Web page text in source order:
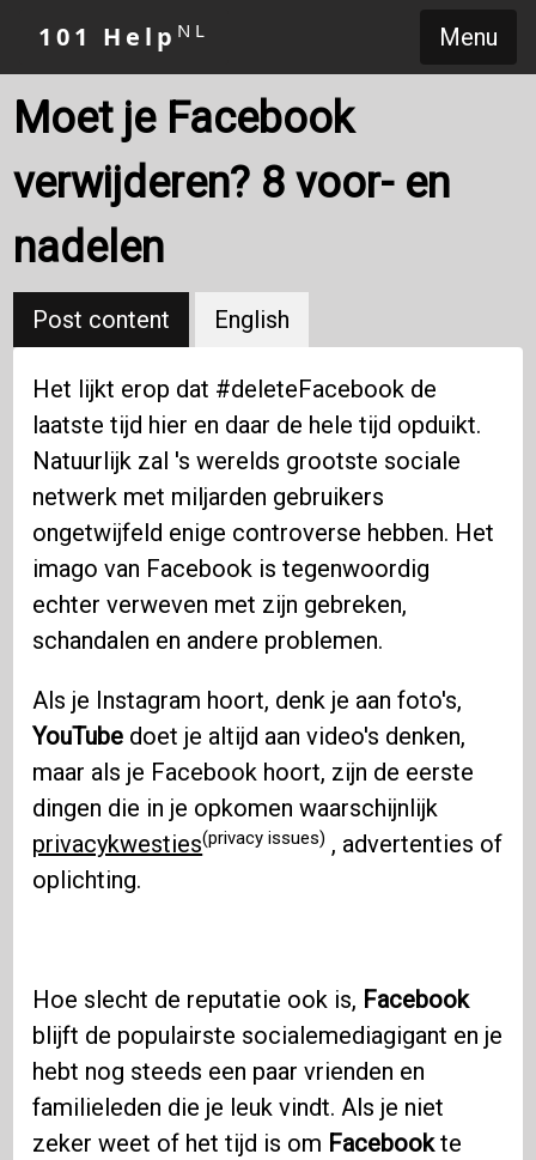
Menu
101 Help NL
Moet je Facebook
verwijderen? 8 voor- en
nadelen
Post content English
Het lijkt erop dat #deleteFacebook de
laatste tijd hier en daar de hele tijd opduikt.
Natuurlijk zal 's werelds grootste sociale
netwerk met miljarden gebruikers
ongetwijfeld enige controverse hebben. Het
imago van Facebook is tegenwoordig
echter verweven met zijn gebreken,
schandalen en andere problemen.
Als je Instagram hoort, denk je aan foto's,
YouTube doet je altijd aan video's denken,
maar als je Facebook hoort, zijn de eerste
dingen die in je opkomen waarschijnlijk
privacykwesties(privacy issues) , advertenties of
oplichting.
Hoe slecht de reputatie ook is, Facebook
blijft de populairste socialemediagigant en je
hebt nog steeds een paar vrienden en
familieleden die je leuk vindt. Als je niet
zeker weet of het tijd is om Facebookte